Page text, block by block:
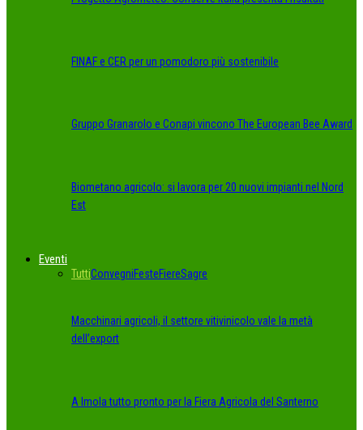
FINAF e CER per un pomodoro più sostenibile
Gruppo Granarolo e Conapi vincono The European Bee Award
Biometano agricolo: si lavora per 20 nuovi impianti nel Nord
Est
Eventi
TuttiConvegniFesteFiereSagre
Macchinari agricoli, il settore vitivinicolo vale la metà
dell’export
A Imola tutto pronto per la Fiera Agricola del Santerno